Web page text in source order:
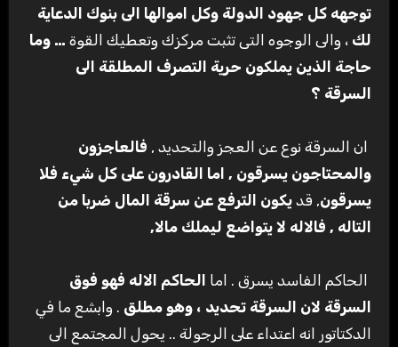
توجهه كل جهود الدولة وكل اموالها الى بنوك الدعاية
لك ، والى الوجوه التى تثبت مركزك وتعطيك القوة … وما
حاجة الذين يملكون حرية التصرف المطلقة الى
السرقة ؟
ان السرقة نوع عن العجز والتحديد , فالعاجزون
والمحتاجون يسرقون , اما القادرون على كل شيء فلا
يسرقون, قد يكون الترفع عن سرقة المال ضربا من
التاله , فالاله لا يتواضع ليملك مالا,
الحاكم الفاسد يسرق . اما الحاكم الاله فهو فوق
السرقة لان السرقة تحديد ، وهو مطلق . وابشع ما في
الدكتاتور انه اعتداء على الرجولة .. يحول المجتمع الى